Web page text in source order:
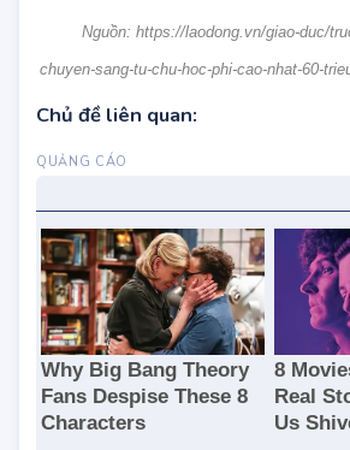
Nguồn: https://laodong.vn/giao-duc/
chuyen-sang-tu-chu-hoc-phi-cao-nhat-60-
Chủ đề liên quan: